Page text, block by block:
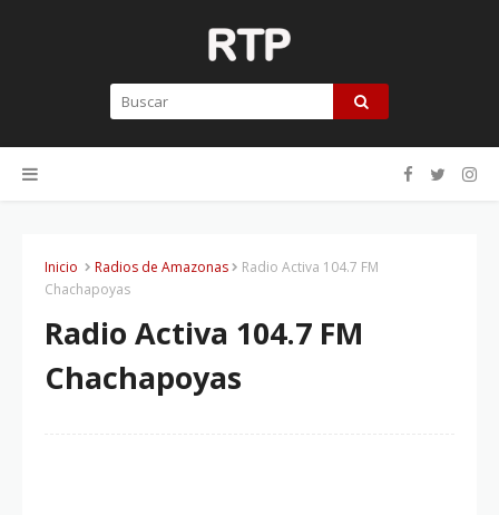
Inicio Radios de Amazonas
Radio Activa 104.7 FM
Chachapoyas
Radio Activa 104.7 FM
Chachapoyas